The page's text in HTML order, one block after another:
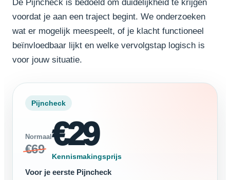
De Pijncheck is bedoeld om duidelijkheid te krijgen
voordat je aan een traject begint. We onderzoeken
wat er mogelijk meespeelt, of je klacht functioneel
beïnvloedbaar lijkt en welke vervolgstap logisch is
voor jouw situatie.
Pijncheck
Normaal
€69 €29
Kennismakingsprijs
Voor je eerste Pijncheck